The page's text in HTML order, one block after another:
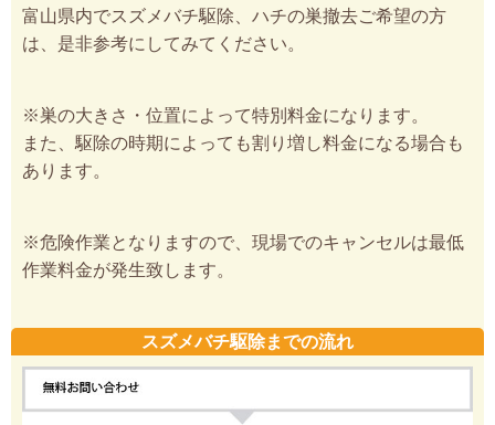
富山県内でスズメバチ駆除、ハチの巣撤去ご希望の方
は、是非参考にしてみてください。
※巣の大きさ・位置によって特別料金になります。
また、駆除の時期によっても割り増し料金になる場合も
あります。
※危険作業となりますので、現場でのキャンセルは最低
作業料金が発生致します。
スズメバチ駆除までの流れ